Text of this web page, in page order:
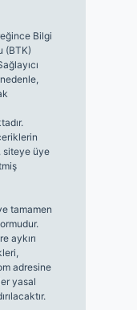
Bilgi
(BTK)
siteye üye
tamamen
aykırı
adresine
yasal